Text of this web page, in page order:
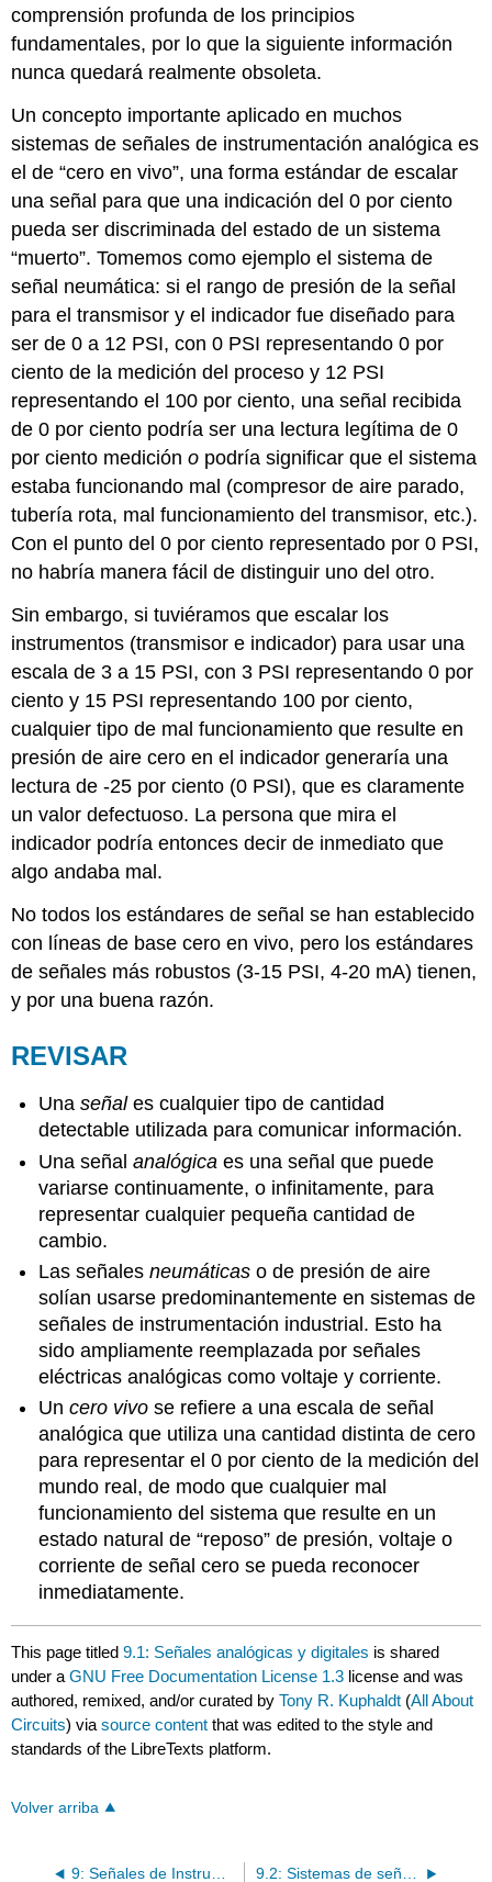
comprensión profunda de los principios
fundamentales, por lo que la siguiente información
nunca quedará realmente obsoleta.
Un concepto importante aplicado en muchos
sistemas de señales de instrumentación analógica es
el de “cero en vivo”, una forma estándar de escalar
una señal para que una indicación del 0 por ciento
pueda ser discriminada del estado de un sistema
“muerto”. Tomemos como ejemplo el sistema de
señal neumática: si el rango de presión de la señal
para el transmisor y el indicador fue diseñado para
ser de 0 a 12 PSI, con 0 PSI representando 0 por
ciento de la medición del proceso y 12 PSI
representando el 100 por ciento, una señal recibida
de 0 por ciento podría ser una lectura legítima de 0
por ciento medicióno podría significar que el sistema
estaba funcionando mal (compresor de aire parado,
tubería rota, mal funcionamiento del transmisor, etc.).
Con el punto del 0 por ciento representado por 0 PSI,
no habría manera fácil de distinguir uno del otro.
Sin embargo, si tuviéramos que escalar los
instrumentos (transmisor e indicador) para usar una
escala de 3 a 15 PSI, con 3 PSI representando 0 por
ciento y 15 PSI representando 100 por ciento,
cualquier tipo de mal funcionamiento que resulte en
presión de aire cero en el indicador generaría una
lectura de -25 por ciento (0 PSI), que es claramente
un valor defectuoso. La persona que mira el
indicador podría entonces decir de inmediato que
algo andaba mal.
No todos los estándares de señal se han establecido
con líneas de base cero en vivo, pero los estándares
de señales más robustos (3-15 PSI, 4-20 mA) tienen,
y por una buena razón.
REVISAR
Unaseñales cualquier tipo de cantidad
detectable utilizada para comunicar información.
Una señalanalógica es una señal que puede
variarse continuamente, o infinitamente, para
representar cualquier pequeña cantidad de
cambio.
Las señalesneumáticas o de presión de aire
solían usarse predominantemente en sistemas de
señales de instrumentación industrial. Esto ha
sido ampliamente reemplazada por señales
eléctricas analógicas como voltaje y corriente.
Uncero vivo se refiere a una escala de señal
analógica que utiliza una cantidad distinta de cero
para representar el 0 por ciento de la medición del
mundo real, de modo que cualquier mal
funcionamiento del sistema que resulte en un
estado natural de “reposo” de presión, voltaje o
corriente de señal cero se pueda reconocer
inmediatamente.
This page titled9.1: Señales analógicas y digitales is shared
under aGNU Free Documentation License 1.3 license and was
authored, remixed, and/or curated byTony R. Kuphaldt (All About
Circuits) viasource content that was edited to the style and
standards of the LibreTexts platform.
Volver arriba